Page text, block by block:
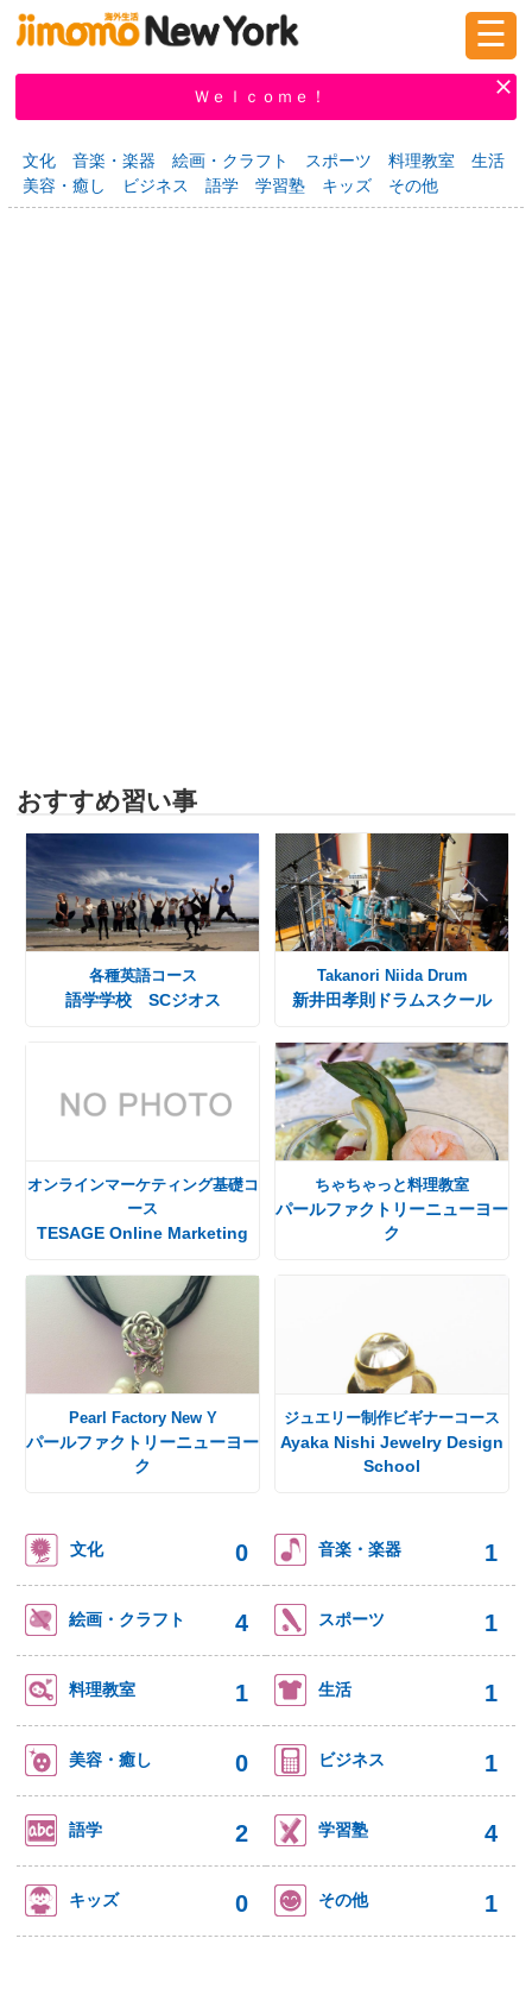
掲示板 タウン情報 教えて！
☰
Ｗｅｌｃｏｍｅ！
文化 音楽・楽器 絵画・クラフト スポーツ 料理教室
生活
美容・癒し
ビジネス 語学 学習塾 キッズ その他
おすすめ習い事
各種英語コース
語学学校 SCジオス
Takanori Niida Drum
新井田孝則ドラムスクール
オンラインマーケティング基礎コ
ース
TESAGE Online Marketing
ちゃちゃっと料理教室
パールファクトリーニューヨー
ク
Pearl Factory New Y
パールファクトリーニューヨー
ク
ジュエリー制作ビギナーコース
Ayaka Nishi Jewelry Design
School
文化 0 音楽・楽器 1
絵画・クラフト 4 スポーツ 1
料理教室 1 生活 1
美容・癒し 0 ビジネス 1
語学 2 学習塾 4
キッズ 0 その他 1